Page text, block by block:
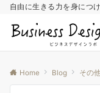
自由に生きる力を身につ
Home Blog その